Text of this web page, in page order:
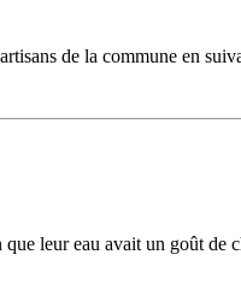
de la commune en
leur eau avait un goût de